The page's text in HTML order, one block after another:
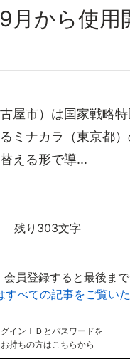
月から使用
屋市）は国家戦略
ミナカラ（東京都
える形で導...
残り303文字
員登録すると最後まで
べての記事をご覧い
グインＩＤとパスワードを
お持ちの方はこちらから